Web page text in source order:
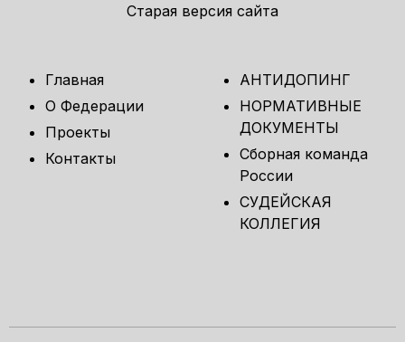
Старая версия сайта
Главная
О Федерации
Проекты
Контакты
АНТИДОПИНГ
НОРМАТИВНЫЕ
ДОКУМЕНТЫ
Сборная команда
России
СУДЕЙСКАЯ
КОЛЛЕГИЯ